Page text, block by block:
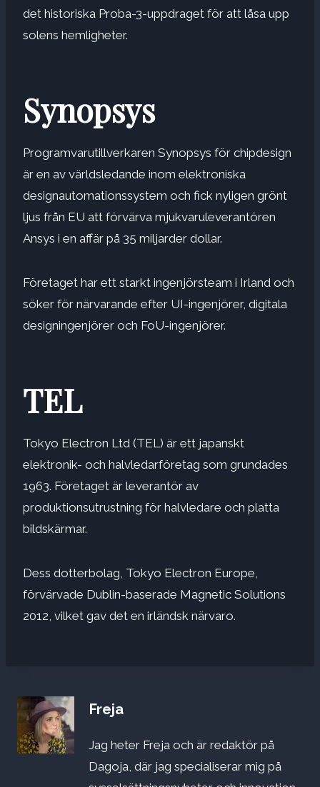
det historiska Proba-3-uppdraget för att låsa upp
solens hemligheter.
Synopsys
Programvarutillverkaren Synopsys för chipdesign
är en av världsledande inom elektroniska
designautomationssystem och fick nyligen grönt
ljus från EU att förvärva mjukvaruleverantören
Ansys i en affär på 35 miljarder dollar.
Företaget har ett starkt ingenjörsteam i Irland och
söker för närvarande efter UI-ingenjörer, digitala
designingenjörer och FoU-ingenjörer.
TEL
Tokyo Electron Ltd (TEL) är ett japanskt
elektronik- och halvledarföretag som grundades
1963. Företaget är leverantör av
produktionsutrustning för halvledare och platta
bildskärmar.
Dess dotterbolag, Tokyo Electron Europe,
förvärvade Dublin-baserade Magnetic Solutions
2012, vilket gav det en irländsk närvaro.
Freja
Jag heter Freja och är redaktör på
Dagoja, där jag specialiserar mig på